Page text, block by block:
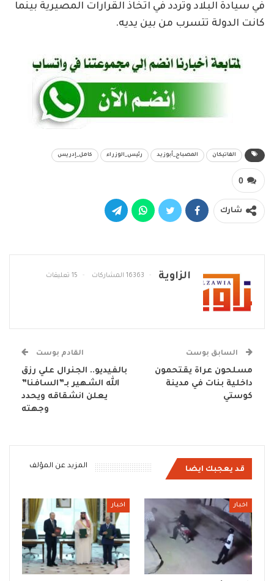
في سيادة البلاد وتردد في اتخاذ القرارات المصيرية بينما
كانت الدولة تتسرب من بين يديه.
الفاتيكان المصباح_أبوزيد رئيس_الوزراء كامل_إدريس
0
شارك
الزاوية 16363 المشاركات 15 تعليقات
السابق بوست
مسلحون عراة يقتحمون
داخلية بنات في مدينة
كوستي
القادم بوست
بالفيديو.. الجنرال علي رزق
الله الشهير بـ”السافنا”
يعلن انشقاقه ويحدد
وجهته
قد يعجبك ايضا المزيد عن المؤلف
اخبار اخبار